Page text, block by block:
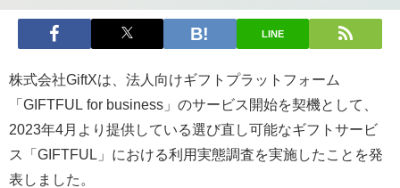
LINE
株式会社GiftXは、法人向けギフトプラットフォーム
「GIFTFUL for business」のサービス開始を契機として、
2023年4月より提供している選び直し可能なギフトサービ
ス「GIFTFUL」における利用実態調査を実施したことを発
表しました。